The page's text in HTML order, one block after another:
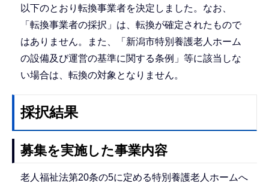
以下のとおり転換事業者を決定しました。なお、
「転換事業者の採択」は、転換が確定されたもので
はありません。また、「新潟市特別養護老人ホーム
の設備及び運営の基準に関する条例」等に該当しな
い場合は、転換の対象となりません。
採択結果
募集を実施した事業内容
老人福祉法第20条の5に定める特別養護老人ホームへ